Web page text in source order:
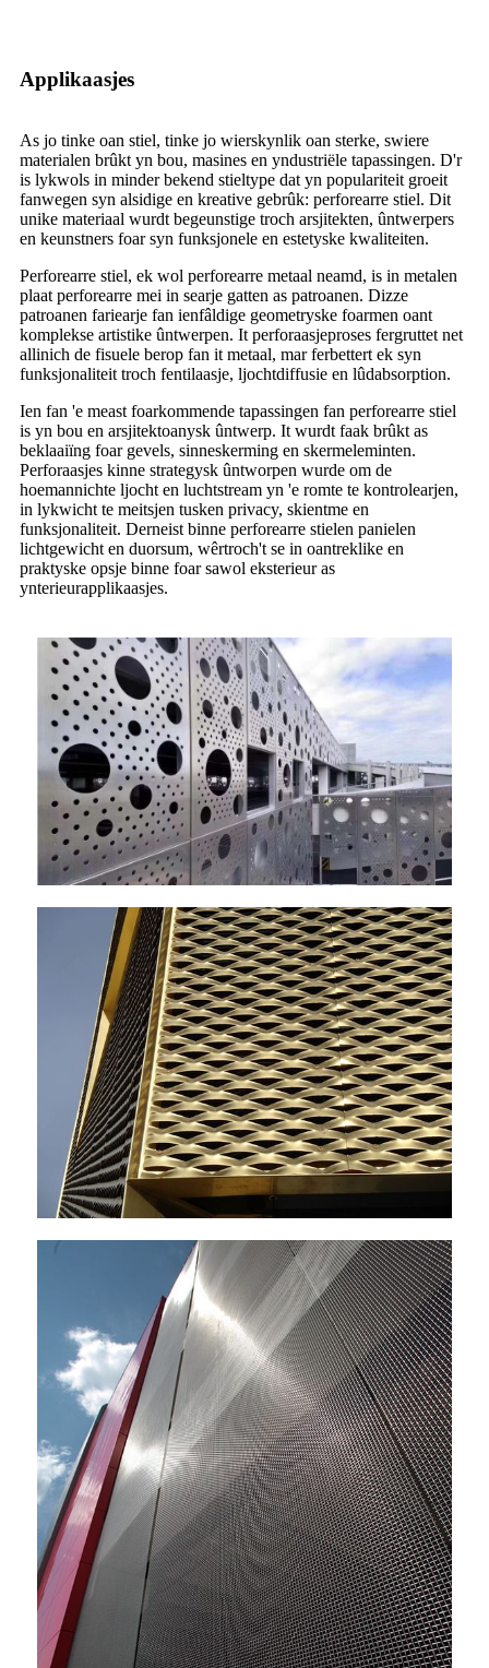
Applikaasjes
As jo ​​tinke oan stiel, tinke jo wierskynlik oan sterke, swiere
materialen brûkt yn bou, masines en yndustriële tapassingen. D'r
is lykwols in minder bekend stieltype dat yn populariteit groeit
fanwegen syn alsidige en kreative gebrûk: perforearre stiel. Dit
unike materiaal wurdt begeunstige troch arsjitekten, ûntwerpers
en keunstners foar syn funksjonele en estetyske kwaliteiten.
Perforearre stiel, ek wol perforearre metaal neamd, is in metalen
plaat perforearre mei in searje gatten as patroanen. Dizze
patroanen fariearje fan ienfâldige geometryske foarmen oant
komplekse artistike ûntwerpen. It perforaasjeproses fergruttet net
allinich de fisuele berop fan it metaal, mar ferbettert ek syn
funksjonaliteit troch fentilaasje, ljochtdiffusie en lûdabsorption.
Ien fan 'e meast foarkommende tapassingen fan perforearre stiel
is yn bou en arsjitektoanysk ûntwerp. It wurdt faak brûkt as
beklaaiïng foar gevels, sinneskerming en skermeleminten.
Perforaasjes kinne strategysk ûntworpen wurde om de
hoemannichte ljocht en luchtstream yn 'e romte te kontrolearjen,
in lykwicht te meitsjen tusken privacy, skientme en
funksjonaliteit. Derneist binne perforearre stielen panielen
lichtgewicht en duorsum, wêrtroch't se in oantreklike en
praktyske opsje binne foar sawol eksterieur as
ynterieurapplikaasjes.